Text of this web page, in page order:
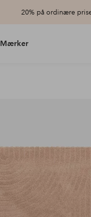
20% på ordinære
Mærker